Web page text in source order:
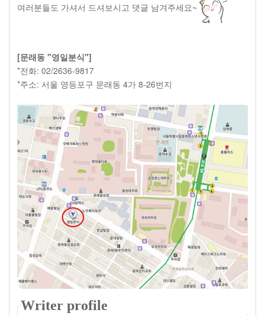
여러분들도 가셔서 드셔보시고 댓글 남겨주세요~
[문래동 "영일분식"]
*전화: 02/2636-9817
*주소: 서울 영등포구 문래동 4가 8-26번지
Writer profile